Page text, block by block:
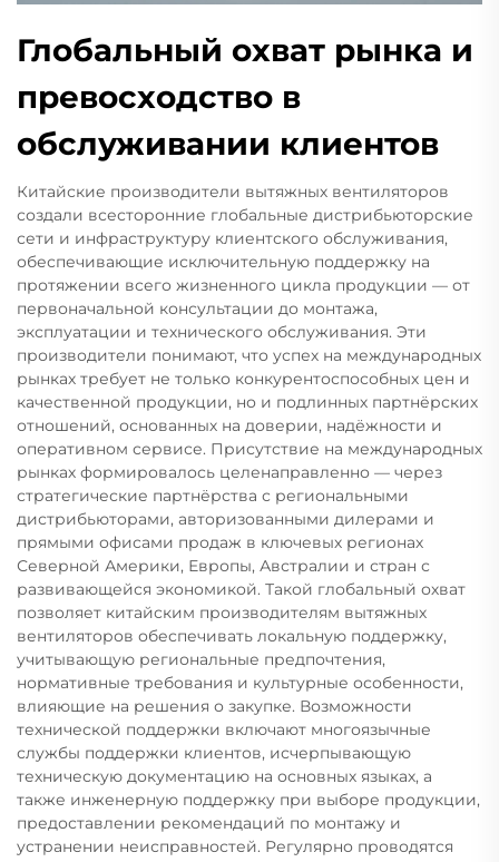
Глобальный охват рынка и
превосходство в
обслуживании клиентов
Китайские производители вытяжных вентиляторов
создали всесторонние глобальные дистрибьюторские
сети и инфраструктуру клиентского обслуживания,
обеспечивающие исключительную поддержку на
протяжении всего жизненного цикла продукции — от
первоначальной консультации до монтажа,
эксплуатации и технического обслуживания. Эти
производители понимают, что успех на международных
рынках требует не только конкурентоспособных цен и
качественной продукции, но и подлинных партнёрских
отношений, основанных на доверии, надёжности и
оперативном сервисе. Присутствие на международных
рынках формировалось целенаправленно — через
стратегические партнёрства с региональными
дистрибьюторами, авторизованными дилерами и
прямыми офисами продаж в ключевых регионах
Северной Америки, Европы, Австралии и стран с
развивающейся экономикой. Такой глобальный охват
позволяет китайским производителям вытяжных
вентиляторов обеспечивать локальную поддержку,
учитывающую региональные предпочтения,
нормативные требования и культурные особенности,
влияющие на решения о закупке. Возможности
технической поддержки включают многоязычные
службы поддержки клиентов, исчерпывающую
техническую документацию на основных языках, а
также инженерную поддержку при выборе продукции,
предоставлении рекомендаций по монтажу и
устранении неисправностей. Регулярно проводятся